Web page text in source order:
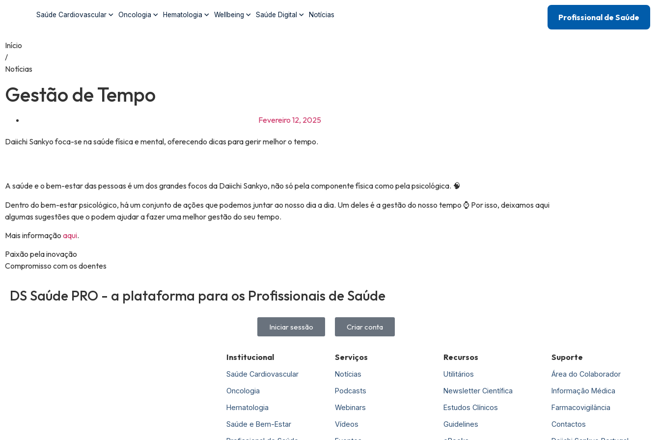
Saúde Cardiovascular Oncologia Hematologia Wellbeing Saúde Digital Notícias Profissional de Saúde
Início
/
Notícias
Gestão de Tempo
Fevereiro 12, 2025
Daiichi Sankyo foca-se na saúde física e mental, oferecendo dicas para gerir melhor o tempo.
A saúde e o bem-estar das pessoas é um dos grandes focos da Daiichi Sankyo, não só pela componente física como pela psicológica. 🧠
Dentro do bem-estar psicológico, há um conjunto de ações que podemos juntar ao nosso dia a dia. Um deles é a gestão do nosso tempo ⌚ Por isso, deixamos aqui
algumas sugestões que o podem ajudar a fazer uma melhor gestão do seu tempo.
Mais informação aqui.
Paixão pela inovação
Compromisso com os doentes
DS Saúde PRO - a plataforma para os Profissionais de Saúde
Iniciar sessão Criar conta
Institucional
Saúde Cardiovascular
Oncologia
Hematologia
Saúde e Bem-Estar
Serviços
Notícias
Podcasts
Webinars
Vídeos
Recursos
Utilitários
Newsletter Científica
Estudos Clínicos
Guidelines
Suporte
Área do Colaborador
Informação Médica
Farmacovigilância
Contactos